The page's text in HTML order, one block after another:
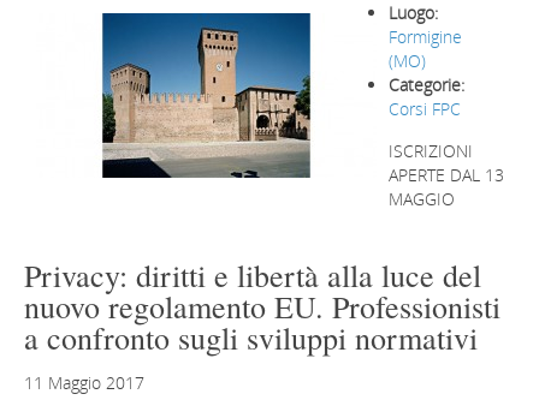
Luogo:
Formigine
(MO)
Categorie:
Corsi FPC
ISCRIZIONI
APERTE DAL 13
MAGGIO
Privacy: diritti e libertà alla luce del
nuovo regolamento EU. Professionisti
a confronto sugli sviluppi normativi
11 Maggio 2017